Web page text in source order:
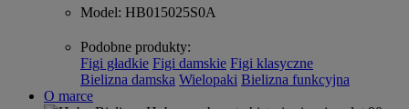
Model: HB015025S0A
Podobne produkty:
Figi gładkie Figi damskie Figi klasyczne
Bielizna damska Wielopaki Bielizna funkcyjna
O marce